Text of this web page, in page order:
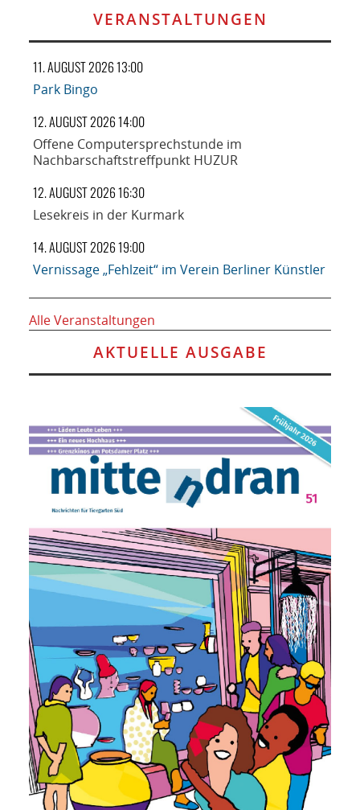
VERANSTALTUNGEN
11. AUGUST 2026 13:00
Park Bingo
12. AUGUST 2026 14:00
Offene Computersprechstunde im
Nachbarschaftstreffpunkt HUZUR
12. AUGUST 2026 16:30
Lesekreis in der Kurmark
14. AUGUST 2026 19:00
Vernissage „Fehlzeit“ im Verein Berliner Künstler
Alle Veranstaltungen
AKTUELLE AUSGABE